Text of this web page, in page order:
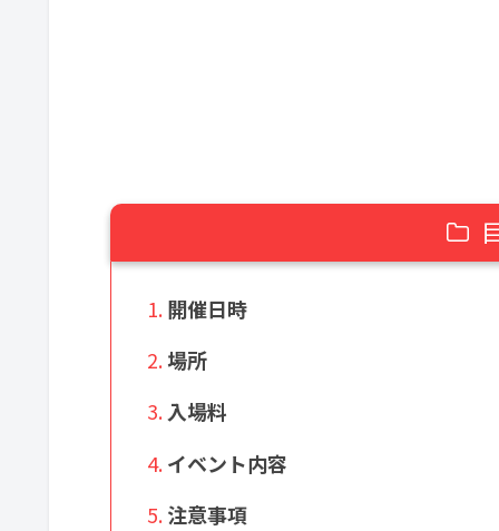
開催日時
場所
入場料
イベント内容
注意事項